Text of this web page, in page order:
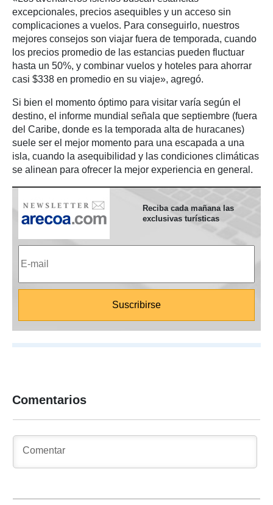
excepcionales, precios asequibles y un acceso sin
complicaciones a vuelos. Para conseguirlo, nuestros
mejores consejos son viajar fuera de temporada, cuando
los precios promedio de las estancias pueden fluctuar
hasta un 50%, y combinar vuelos y hoteles para ahorrar
casi $338 en promedio en su viaje», agregó.
Si bien el momento óptimo para visitar varía según el
destino, el informe mundial señala que septiembre (fuera
del Caribe, donde es la temporada alta de huracanes)
suele ser el mejor momento para una escapada a una
isla, cuando la asequibilidad y las condiciones climáticas
se alinean para ofrecer la mejor experiencia en general.
Reciba cada mañana las
exclusivas turísticas
Comentarios